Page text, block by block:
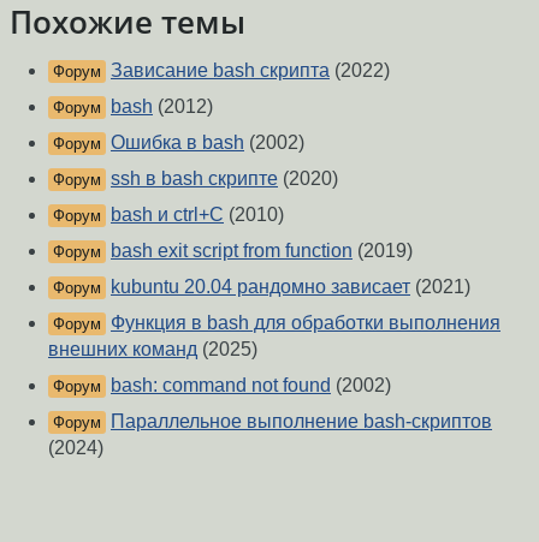
Похожие темы
Форум Зависание bash скрипта (2022)
Форум bash (2012)
Форум Ошибка в bash (2002)
Форум ssh в bash скрипте (2020)
Форум bash и ctrl+C (2010)
Форум bash exit script from function (2019)
Форум kubuntu 20.04 рандомно зависает (2021)
Форум
Функция в bash для обработки выполнения
внешних команд (2025)
Форум bash: command not found (2002)
Форум
Параллельное выполнение bash-скриптов
(2024)